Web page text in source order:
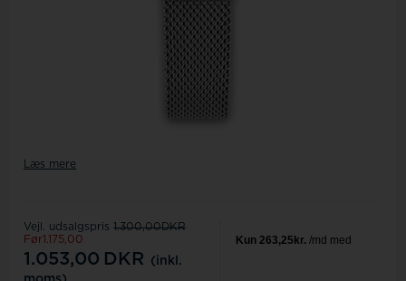
Læs mere
Vejl. udsalgspris 1.300,00DKR
Før1.175,00
1.053,00 DKR
(inkl.